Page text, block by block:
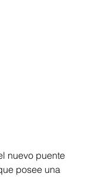
nuevo puente
posee una